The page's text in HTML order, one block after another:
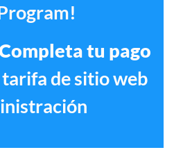
tu pago
de sitio web